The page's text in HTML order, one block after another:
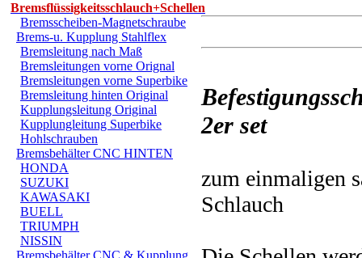
Bremsflüssigkeitsschlauch+Schellen
Bremsscheiben-Magnetschraube
Brems-u. Kupplung Stahlflex
Bremsleitung nach Maß
Bremsleitungen vorne Orignal
Bremsleitungen vorne Superbike
Bremsleitung hinten Original
Kupplungsleitung Original
Kupplungleitung Superbike
Hohlschrauben
Bremsbehälter CNC HINTEN
HONDA
SUZUKI
KAWASAKI
BUELL
TRIUMPH
NISSIN
Bremsbehälter CNC & Kupplung
2er set
zum einmaligen
Schlauch